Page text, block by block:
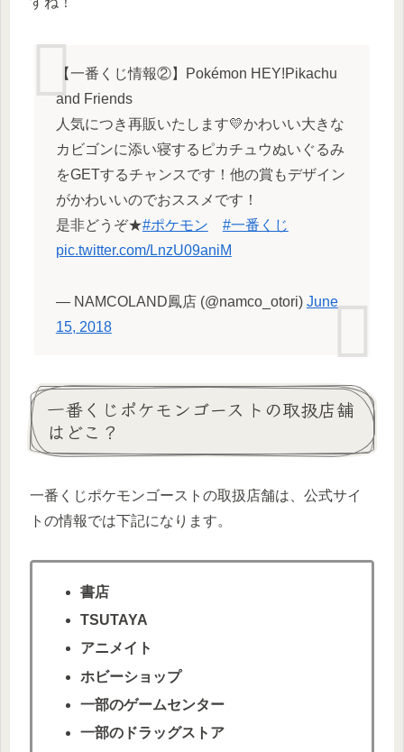
【一番くじ情報②】Pokémon HEY!Pikachu
and Friends
人気につき再販いたします💛かわいい大きな
カビゴンに添い寝するピカチュウぬいぐるみ
をGETするチャンスです！他の賞もデザイン
がかわいいのでおススメです！
是非どうぞ★#ポケモン
#一番くじ
pic.twitter.com/LnzU09aniM
— NAMCOLAND鳳店 (@namco_otori) June
15, 2018
一番くじポケモンゴーストの取扱店舗
はどこ？
一番くじポケモンゴーストの取扱店舗は、公式サイ
トの情報では下記になります。
書店
TSUTAYA
アニメイト
ホビーショップ
一部のゲームセンター
一部のドラッグストア